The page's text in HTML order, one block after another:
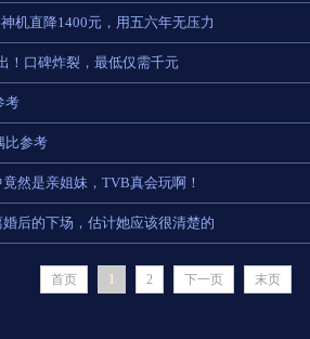
机直降1400元，用五六年无压力
！口碑炸裂，最低仅需千元
考
比参考
然是亲姐妹，TVB真会玩啊！
后的下场，估计她应该很清楚的
首页 1 2 下一页 末页